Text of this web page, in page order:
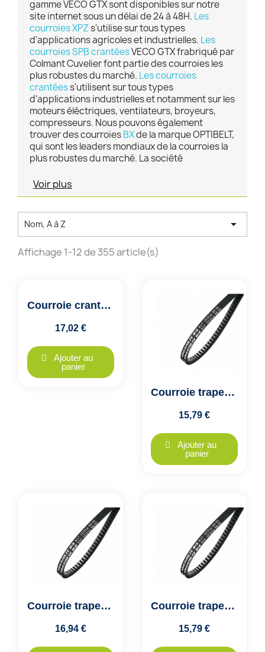
gamme VECO GTX sont disponibles sur notre
site internet sous un délai de 24 à 48H. Les
courroies XPZs'utilise sur tous types
d’applications agricoles et industrielles. Les
courroies SPB crantéesVECO GTX frabriqué par
Colmant Cuvelier font partie des courroies les
plus robustes du marché. Les courroies
crantéess'utilisent sur tous types
d'applications industrielles et notamment sur les
moteurs éléctriques, ventilateurs, broyeurs,
compresseurs. Nous pouvons également
trouver des courroiesBXde la marque OPTIBELT,
qui sont les leaders mondiaux de la courroies la
plus robustes du marché. La société
Voir plus
Nom, A à Z 
Affichage 1-12 de 355 article(s)
Courroie crantée 17x1100 BX43.25 SWR
17,02 €
Ajouter au
panier
Courroie trapezoidale crantée AX22- X13x590, Optibelt SUPER TX
15,79 €
Ajouter au
panier
Courroie trapezoidale crantée AX23 1/2 - X13x630, Optibelt SUPER TX
16,94 €
Courroie trapezoidale crantée AX23- X13x605, Optibelt SUPER TX
15,79 €